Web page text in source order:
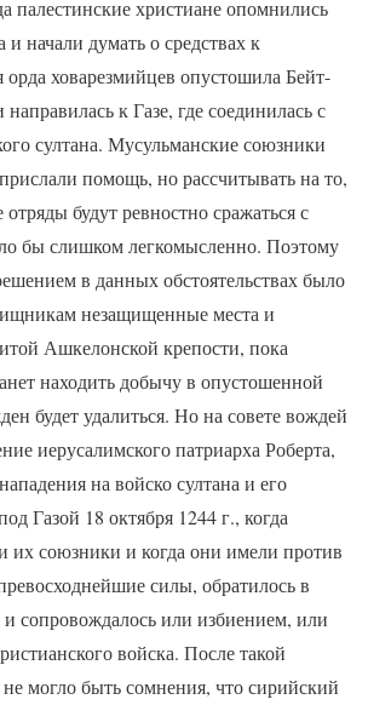
палестинские христиане опомнились
и начали думать о средствах к
ховарезмийцев опустошила Бейт-
к Газе, где соединилась с
султана. Мусульманские союзники
помощь, но рассчитывать на то,
будут ревностно сражаться с
бы слишком легкомысленно. Поэтому
в данных обстоятельствах было
незащищенные места и
Ашкелонской крепости, пока
находить добычу в опустошенной
будет удалиться. Но на совете вождей
иерусалимского патриарха Роберта,
на войско султана и его
Газой 18 октября 1244 г., когда
их союзники и когда они имели против
силы, обратилось в
сопровождалось или избиением, или
войска. После такой
могло быть сомнения, что сирийский